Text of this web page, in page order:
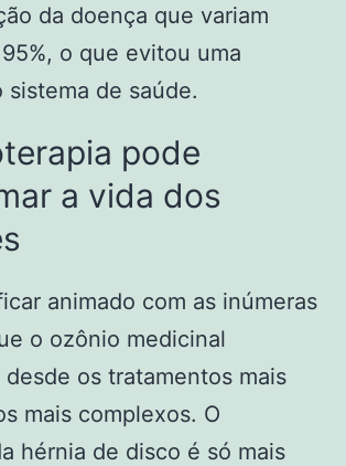
da doença que variam
o que evitou uma
sistema de saúde.
pode
a vida dos
animado com as inúmeras
o ozônio medicinal
os tratamentos mais
mais complexos. O
hérnia de disco é só mais